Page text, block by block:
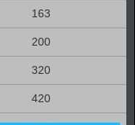
163
200
320
420